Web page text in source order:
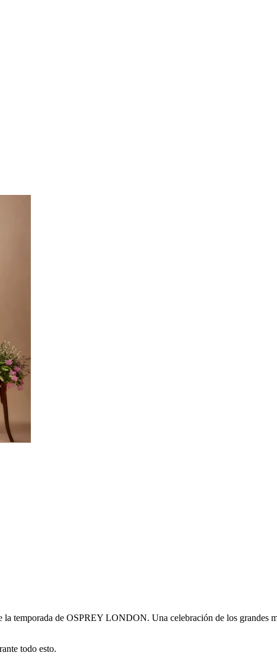
temporada de OSPREY LONDON. Una celebración de los grandes
todo esto.